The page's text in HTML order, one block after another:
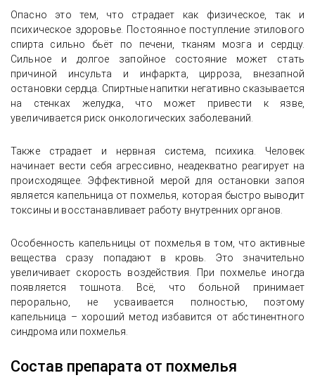
Опасно это тем, что страдает как физическое, так и
психическое здоровье. Постоянное поступление этилового
спирта сильно бьёт по печени, тканям мозга и сердцу.
Сильное и долгое запойное состояние может стать
причиной инсульта и инфаркта, цирроза, внезапной
остановки сердца. Спиртные напитки негативно сказывается
на стенках желудка, что может привести к язве,
увеличивается риск онкологических заболеваний.
Также страдает и нервная система, психика. Человек
начинает вести себя агрессивно, неадекватно реагирует на
происходящее. Эффективной мерой для остановки запоя
является капельница от похмелья, которая быстро выводит
токсины и восстанавливает работу внутренних органов.
Особенность капельницы от похмелья в том, что активные
вещества сразу попадают в кровь. Это значительно
увеличивает скорость воздействия. При похмелье иногда
появляется тошнота. Всё, что больной принимает
перорально, не усваивается полностью, поэтому
капельница – хороший метод избавится от абстинентного
синдрома или похмелья.
Состав препарата от похмелья